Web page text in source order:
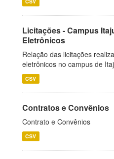
Licitações - Campus
Eletrônicos
Relação das licitações
eletrônicos no campus de
CSV
Contratos e Convênios
Contrato e Convênios
CSV